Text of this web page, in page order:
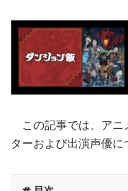
この記事では、アニ
ターおよび出演声優に